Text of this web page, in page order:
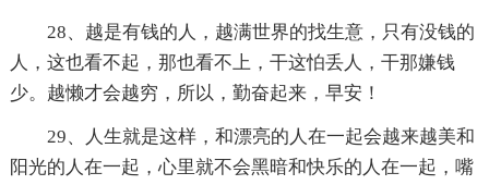
28、越是有钱的人，越满世界的找生意，只有没钱的
人，这也看不起，那也看不上，干这怕丢人，干那嫌钱
少。越懒才会越穷，所以，勤奋起来，早安！
29、人生就是这样，和漂亮的人在一起会越来越美和
阳光的人在一起，心里就不会黑暗和快乐的人在一起，嘴